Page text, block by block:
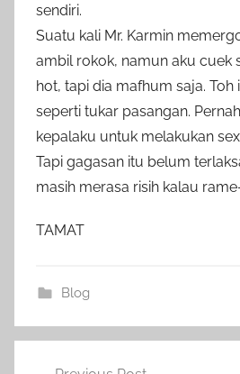
sendiri.
Suatu kali Mr. Karmin
ambil rokok, namun aku cuek
hot, tapi dia mafhum saja. Toh
seperti tukar pasangan.
kepalaku untuk melakukan
Tapi gagasan itu belum
masih merasa risih kalau
TAMAT
Blog